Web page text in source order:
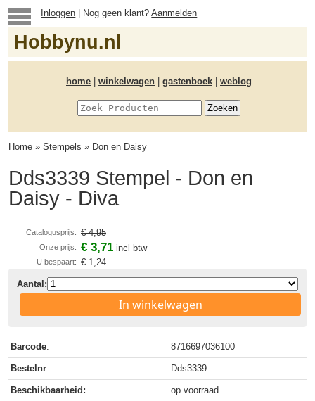
Inloggen | Nog geen klant?Aanmelden
Hobbynu.nl
home winkelwagen gastenboek weblog
Home » Stempels » Don en Daisy
Dds3339 Stempel - Don en
Daisy - Diva
Catalogusprijs: € 4,95
Onze prijs: € 3,71 incl btw
U bespaart: € 1,24
Aantal:
In winkelwagen
Barcode: 8716697036100
Bestelnr: Dds3339
Beschikbaarheid: op voorraad